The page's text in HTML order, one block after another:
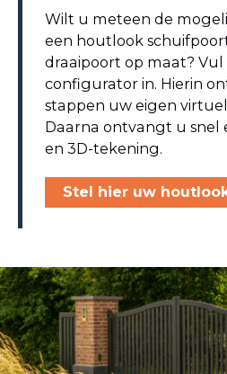
Wilt u meteen de
een houtlook
draaipoort op maat?
configurator in. Hierin
stappen uw eigen
Daarna ontvangt u snel
en 3D-tekening.
Stel hier uw